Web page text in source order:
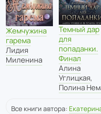
Жемчужина
гарема
Лидия
Миленина
Темный дар
для
попаданки.
Финал
Алина
Углицкая,
Полина
Все книги автора: